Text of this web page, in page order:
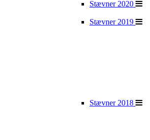
Stævner 2020
Stævner 2019
Stævner 2018